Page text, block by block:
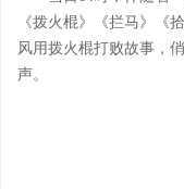
《拨火棍》《拦马》《
风用拨火棍打败故事，
声。